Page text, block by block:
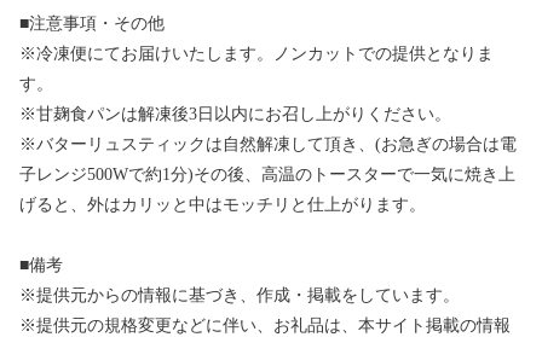
■注意事項・その他
※冷凍便にてお届けいたします。ノンカットでの提供となりま
す。
※甘麹食パンは解凍後3日以内にお召し上がりください。
※バターリュスティックは自然解凍して頂き、(お急ぎの場合は電
子レンジ500Wで約1分)その後、高温のトースターで一気に焼き上
げると、外はカリッと中はモッチリと仕上がります。
■備考
※提供元からの情報に基づき、作成・掲載をしています。
※提供元の規格変更などに伴い、お礼品は、本サイト掲載の情報